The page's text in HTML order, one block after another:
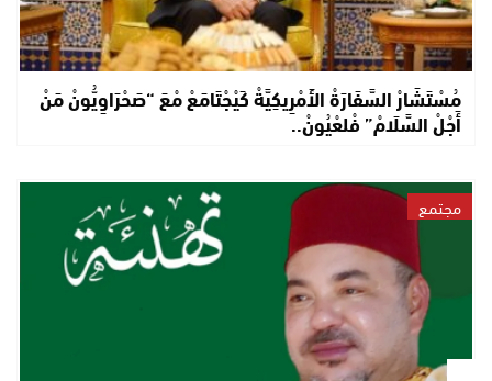
مُسْتَشَارْ السَّفَارَةْ الأَمْرِيكِيَّةْ كَيْجْتَامَعْ مْعَ “صَحْرَاوِيُّونْ مَنْ
أَجْلْ السَّلَامْ” فْلعْيُونْ..
مجتمع